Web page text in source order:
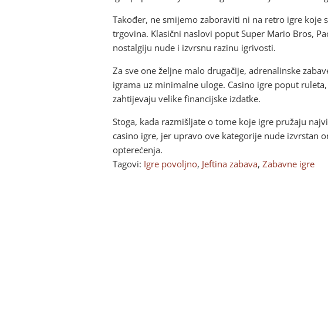
Također, ne smijemo zaboraviti ni na retro igre
trgovina. Klasični naslovi poput Super Mario Bros,
nostalgiju nude i izvrsnu razinu igrivosti.
Za sve one željne malo drugačije, adrenalinske
igrama uz minimalne uloge. Casino igre poput
zahtijevaju velike financijske izdatke.
Stoga, kada razmišljate o tome koje igre pružaju
casino igre, jer upravo ove kategorije nude izvrstan
opterećenja.
Tagovi: Igre povoljno, Jeftina zabava, Zabavne igre